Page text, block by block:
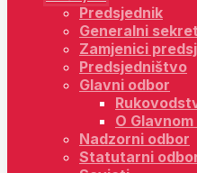
Predsjednik
Generalni
Zamjenici
Predsjedništvo
Glavni odbor
O
Nadzorni odbor
Statutarni